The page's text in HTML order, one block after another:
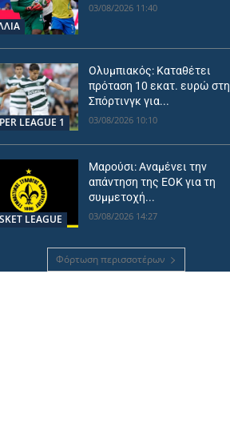
03/08/2026 11:40
LEAGUE 1
Ολυμπιακός: Καταθέτει
πρόταση 10 εκατ. ευρώ στη
Σπόρτινγκ για...
03/08/2026 10:10
LEAGUE
Μαρούσι: Αναμένει την
απάντηση της ΕΟΚ για τη
συμμετοχή...
03/08/2026 14:27
Φόρτωση περισσοτέρων